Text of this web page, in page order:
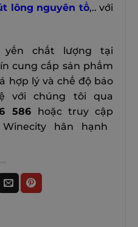
lông nguyên tổ,.. với
chất lượng tại
cung cấp sản phẩm
hợp lý và chế độ bảo
với chúng tôi qua
586 hoặc truy cập
hân hạnh